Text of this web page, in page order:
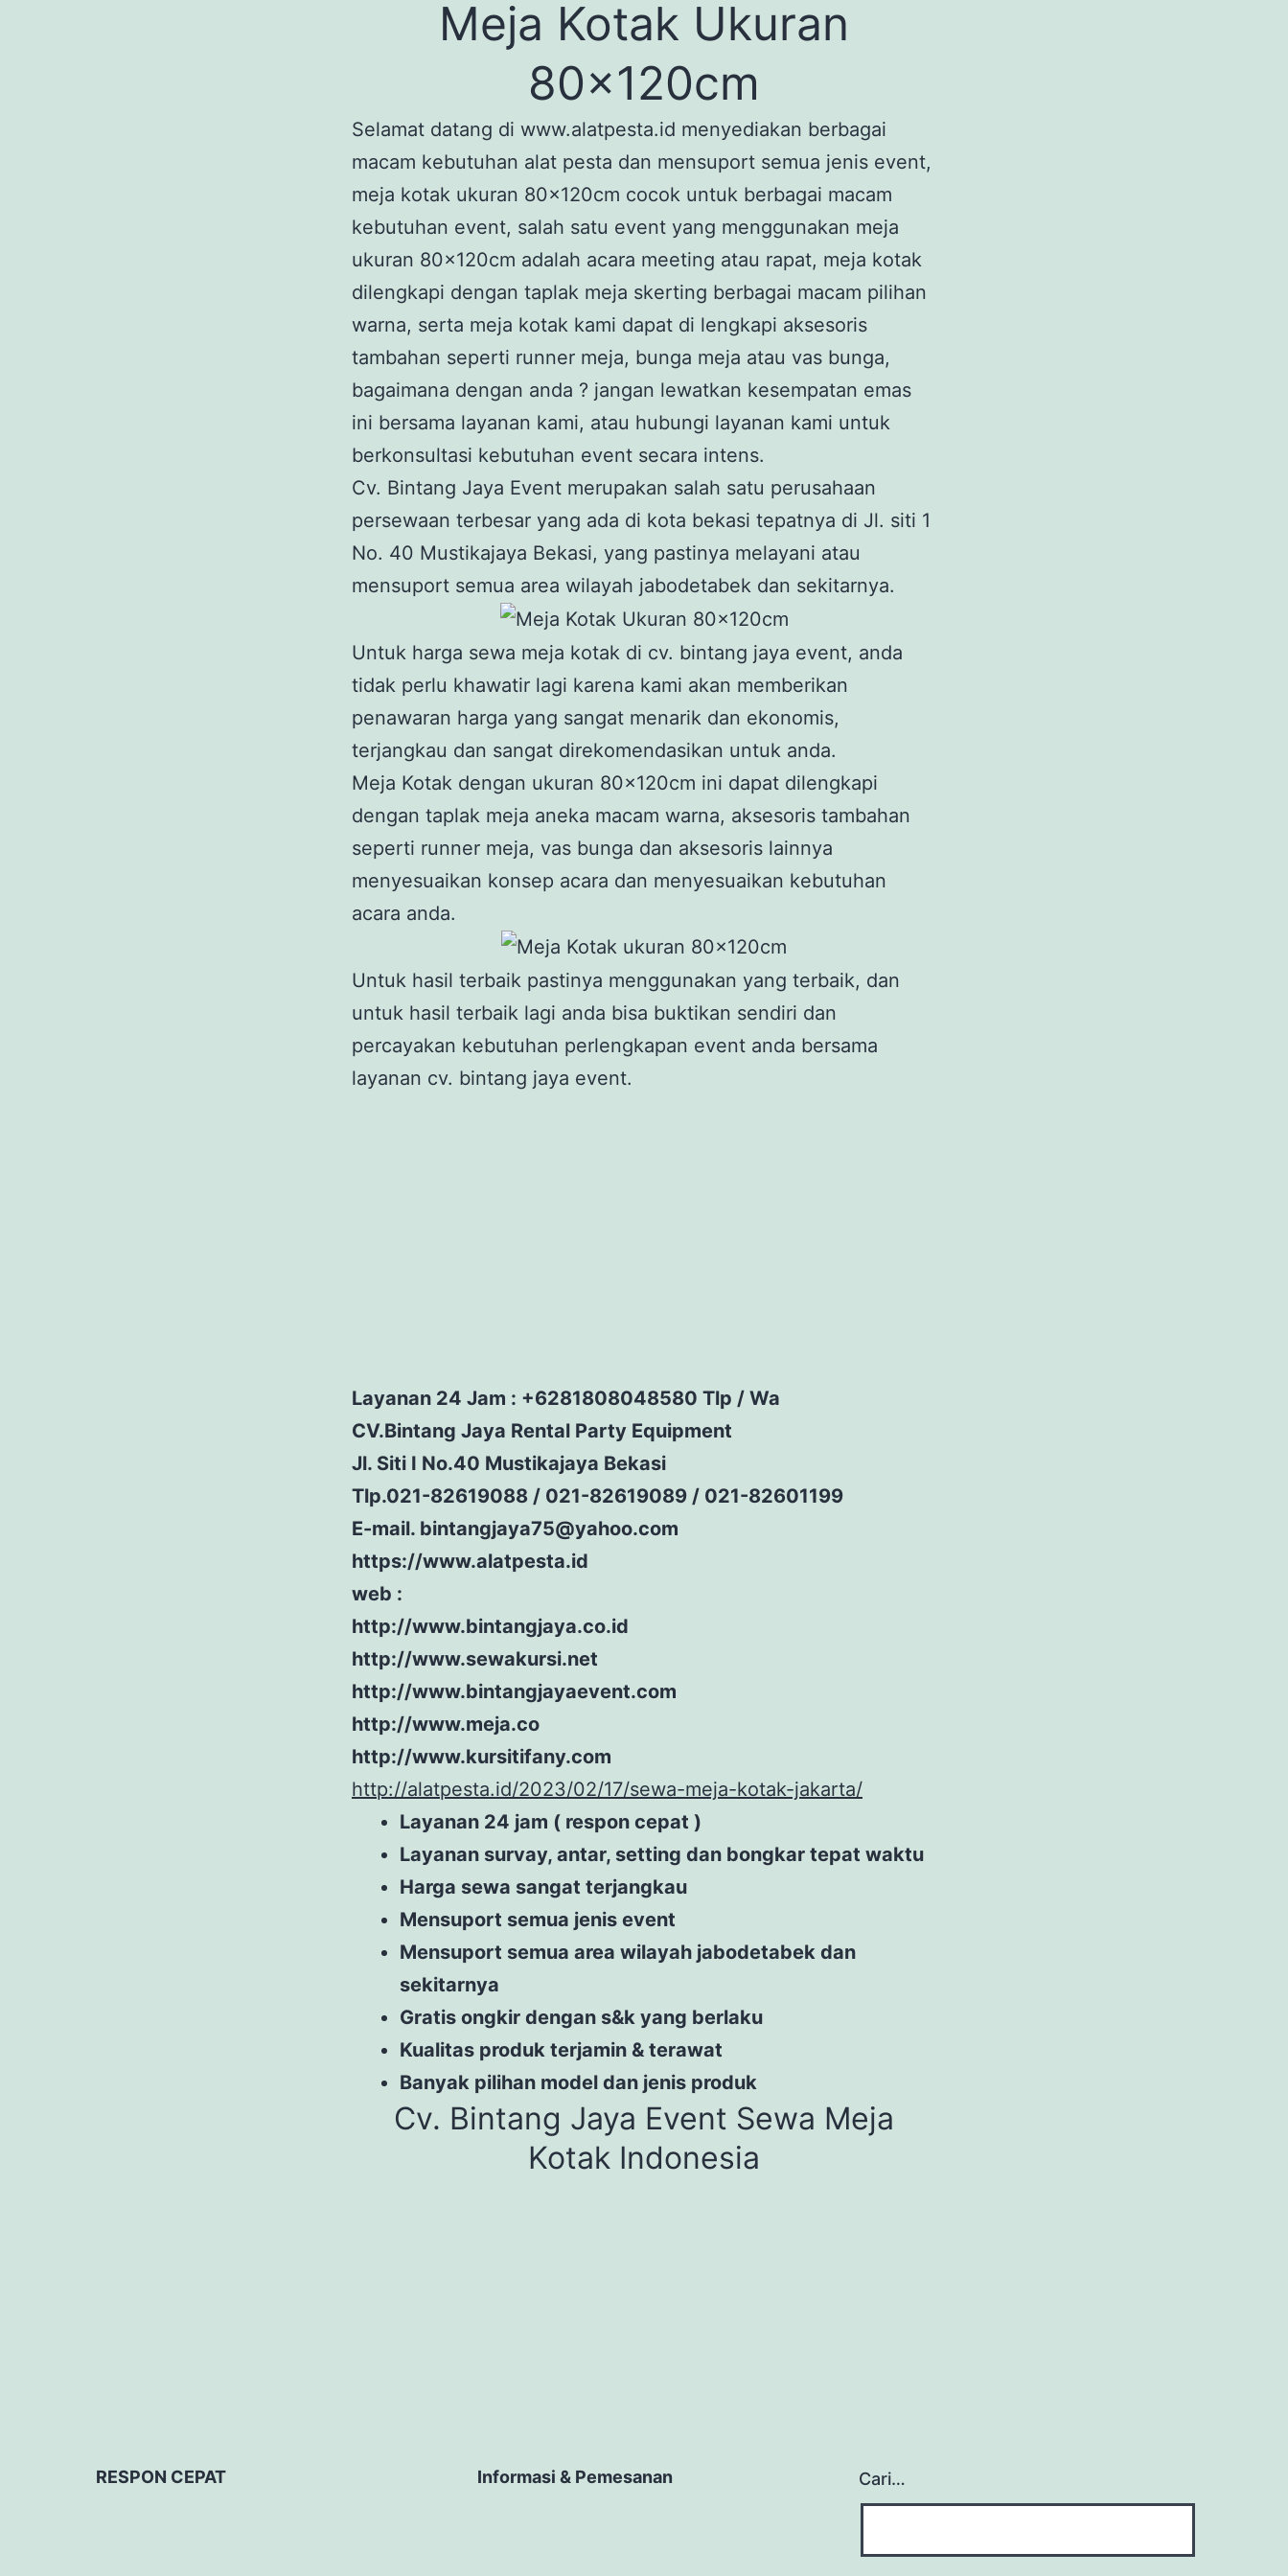
Meja Kotak Ukuran
80x120cm
Selamat datang di www.alatpesta.id menyediakan berbagai
macam kebutuhan alat pesta dan mensuport semua jenis event,
meja kotak ukuran 80x120cm cocok untuk berbagai macam
kebutuhan event, salah satu event yang menggunakan meja
ukuran 80x120cm adalah acara meeting atau rapat, meja kotak
dilengkapi dengan taplak meja skerting berbagai macam pilihan
warna, serta meja kotak kami dapat di lengkapi aksesoris
tambahan seperti runner meja, bunga meja atau vas bunga,
bagaimana dengan anda ? jangan lewatkan kesempatan emas
ini bersama layanan kami, atau hubungi layanan kami untuk
berkonsultasi kebutuhan event secara intens.
Cv. Bintang Jaya Event merupakan salah satu perusahaan
persewaan terbesar yang ada di kota bekasi tepatnya di Jl. siti 1
No. 40 Mustikajaya Bekasi, yang pastinya melayani atau
mensuport semua area wilayah jabodetabek dan sekitarnya.
Untuk harga sewa meja kotak di cv. bintang jaya event, anda
tidak perlu khawatir lagi karena kami akan memberikan
penawaran harga yang sangat menarik dan ekonomis,
terjangkau dan sangat direkomendasikan untuk anda.
Meja Kotak dengan ukuran 80x120cm ini dapat dilengkapi
dengan taplak meja aneka macam warna, aksesoris tambahan
seperti runner meja, vas bunga dan aksesoris lainnya
menyesuaikan konsep acara dan menyesuaikan kebutuhan
acara anda.
Untuk hasil terbaik pastinya menggunakan yang terbaik, dan
untuk hasil terbaik lagi anda bisa buktikan sendiri dan
percayakan kebutuhan perlengkapan event anda bersama
layanan cv. bintang jaya event.
Layanan 24 Jam : +6281808048580 Tlp / Wa
CV.Bintang Jaya Rental Party Equipment
Jl. Siti I No.40 Mustikajaya Bekasi
Tlp.021-82619088 / 021-82619089 / 021-82601199
E-mail. bintangjaya75@yahoo.com
https://www.alatpesta.id
web :
http://www.bintangjaya.co.id
http://www.sewakursi.net
http://www.bintangjayaevent.com
http://www.meja.co
http://www.kursitifany.com
http://alatpesta.id/2023/02/17/sewa-meja-kotak-jakarta/
Layanan 24 jam ( respon cepat )
Layanan survay, antar, setting dan bongkar tepat waktu
Harga sewa sangat terjangkau
Mensuport semua jenis event
Mensuport semua area wilayah jabodetabek dan
sekitarnya
Gratis ongkir dengan s&k yang berlaku
Kualitas produk terjamin & terawat
Banyak pilihan model dan jenis produk
Cv. Bintang Jaya Event Sewa Meja
Kotak Indonesia
RESPON CEPAT Informasi & Pemesanan Cari…